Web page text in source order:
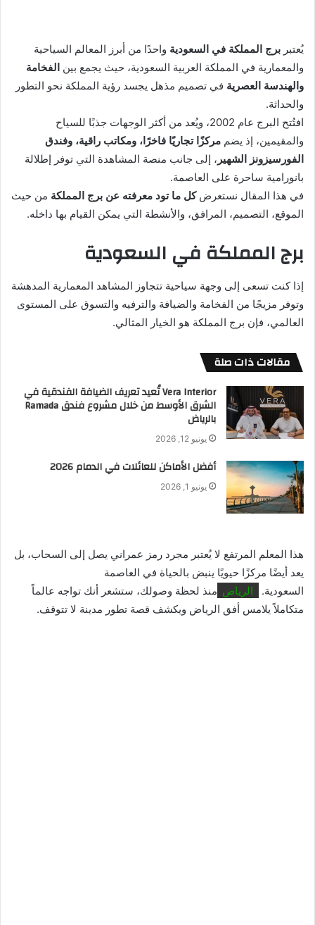
يُعتبر برج المملكة في السعودية واحدًا من أبرز المعالم السياحية
والمعمارية في المملكة العربية السعودية، حيث يجمع بين الفخامة
والهندسة العصرية في تصميم مذهل يجسد رؤية المملكة نحو التطور
والحداثة.
افتُتح البرج عام 2002، ويُعد من أكثر الوجهات جذبًا للسياح
والمقيمين، إذ يضم مركزًا تجاريًا فاخرًا، ومكاتب راقية، وفندق
الفورسيزونز الشهير ، إلى جانب منصة المشاهدة التي توفر إطلالة
بانورامية ساحرة على العاصمة.
في هذا المقال نستعرضكل ما تود معرفته عن برج المملكة من حيث
الموقع، التصميم، المرافق، والأنشطة التي يمكن القيام بها داخله.
برج المملكة في السعودية
إذا كنت تسعى إلى وجهة سياحية تتجاوز المشاهد المعمارية المدهشة
وتوفر مزيجًا من الفخامة والضيافة والترفيه والتسوق على المستوى
العالمي، فإن برج المملكة هو الخيار المثالي.
مقالات ذات صلة
Vera Interior تُعيد تعريف الضيافة الفندقية في
الشرق الأوسط من خلال مشروع فندق Ramada
بالرياض
يونيو 12, 2026
أفضل الأماكن للعائلات في الدمام 2026
يونيو 1, 2026
هذا المعلم المرتفع لا يُعتبر مجرد رمز عمراني يصل إلى السحاب، بل
يعد أيضًا مركزًا حيويًا ينبض بالحياة في العاصمة
السعودية.
الرياض منذ لحظة وصولك، ستشعر أنك تواجه عالماً
متكاملاً يلامس أفق الرياض ويكشف قصة تطور مدينة لا تتوقف.